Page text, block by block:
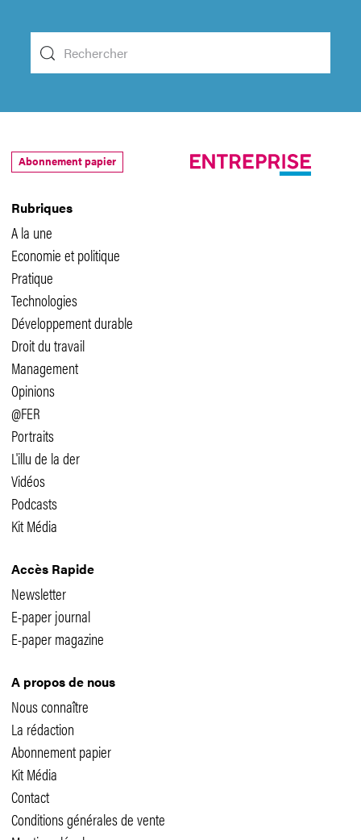
Rubriques
A la une
Economie et politique
Pratique
Technologies
Développement durable
Droit du travail
Management
Opinions
@FER
Portraits
L'illu de la der
Vidéos
Podcasts
Kit Média
Accès Rapide
Newsletter
E-paper journal
E-paper magazine
A propos de nous
Nous connaître
La rédaction
Abonnement papier
Kit Média
Contact
Conditions générales de vente
Abonnement papier